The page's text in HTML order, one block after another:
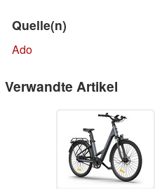
Quelle(n)
Ado
Verwandte Artikel